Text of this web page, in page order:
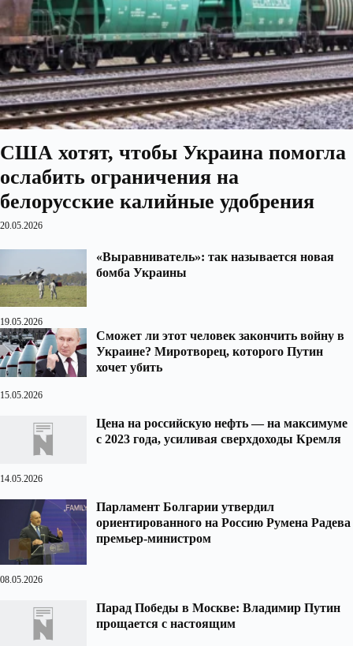
США хотят, чтобы Украина помогла
ослабить ограничения на
белорусские калийные удобрения
20.05.2026
«Выравниватель»: так называется новая
бомба Украины
19.05.2026
Сможет ли этот человек закончить войну в
Украине? Миротворец, которого Путин
хочет убить
15.05.2026
Цена на российскую нефть — на максимуме
с 2023 года, усиливая сверхдоходы Кремля
14.05.2026
Парламент Болгарии утвердил
ориентированного на Россию Румена Радева
премьер-министром
08.05.2026
Парад Победы в Москве: Владимир Путин
прощается с настоящим